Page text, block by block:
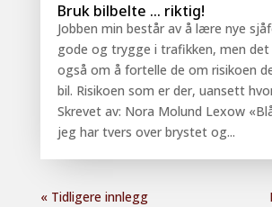
Bruk bilbelte … riktig!
Jobben min består av å lære nye
gode og trygge i trafikken, men det
også om å fortelle de om risikoen
bil. Risikoen som er der, uansett
Skrevet av: Nora Molund Lexow
jeg har tvers over brystet og...
« Tidligere innlegg